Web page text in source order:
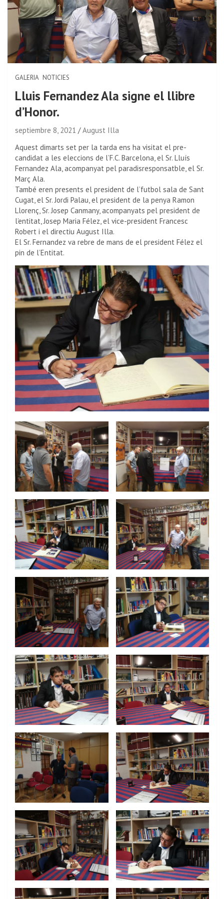
GALERIA NOTICIES
Lluis Fernandez Ala signe el llibre
d’Honor.
septiembre 8, 2021
August Illa
Aquest dimarts set per la tarda ens ha visitat el pre-
candidat a les eleccions de l’F.C. Barcelona, ​​el Sr. Lluís
Fernandez Ala, acompanyat pel paradisresponsatble, el Sr.
Març Ala.
També eren presents el president de l’futbol sala de Sant
Cugat, el Sr. Jordi Palau, el president de la penya Ramon
Llorenç, Sr. Josep Canmany, acompanyats pel president de
l’entitat, Josep Maria Félez, el vice-president Francesc
Robert i el directiu August Illa.
El Sr. Fernandez va rebre de mans de el president Félez el
pin de l’Entitat.